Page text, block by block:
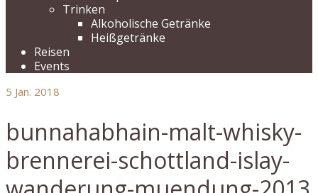
Trinken
Alkoholische Getränke
Heißgetränke
Reisen
Events
5 Jan. 2018
bunnahabhain-malt-whisky-
brennerei-schottland-islay-